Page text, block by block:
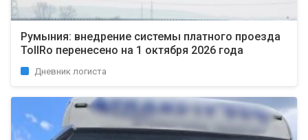
Румыния: внедрение системы платного проезда
TollRo перенесено на 1 октября 2026 года
Дневник логиста